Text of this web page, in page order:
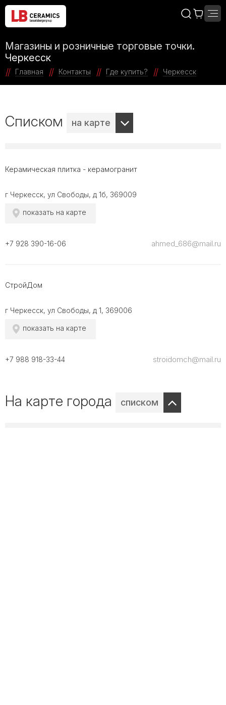
Магазины и розничные торговые точки.
Черкесск
Главная Контакты Где купить? Черкесск
Списком на карте
Керамическая плитка - керамогранит
г Черкесск, ул Свободы, д 1б, 369009
показать на карте
+7 928 390-16-06 ahmed_686@mail.ru
СтройДом
г Черкесск, ул Свободы, д 1, 369006
показать на карте
+7 988 918-33-44 stroidomch@mail.ru
На карте города списком